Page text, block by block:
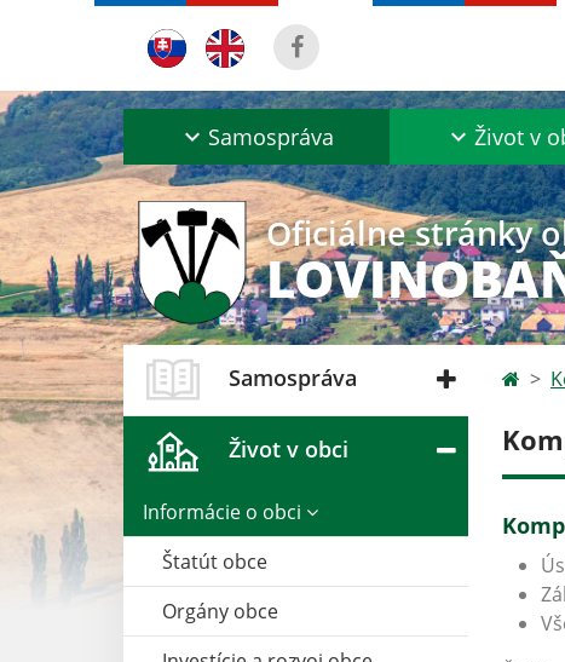
Samospráva Život v
Oficiálne stránky
Samospráva
Život v obci
Informácie o obci
Štatút obce
Orgány obce